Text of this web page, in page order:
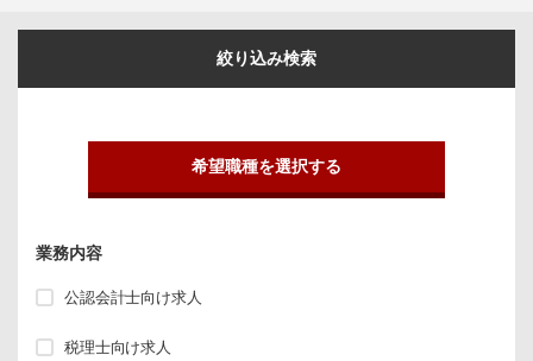
絞り込み検索
希望職種を選択する
業務内容
公認会計士向け求人
税理士向け求人